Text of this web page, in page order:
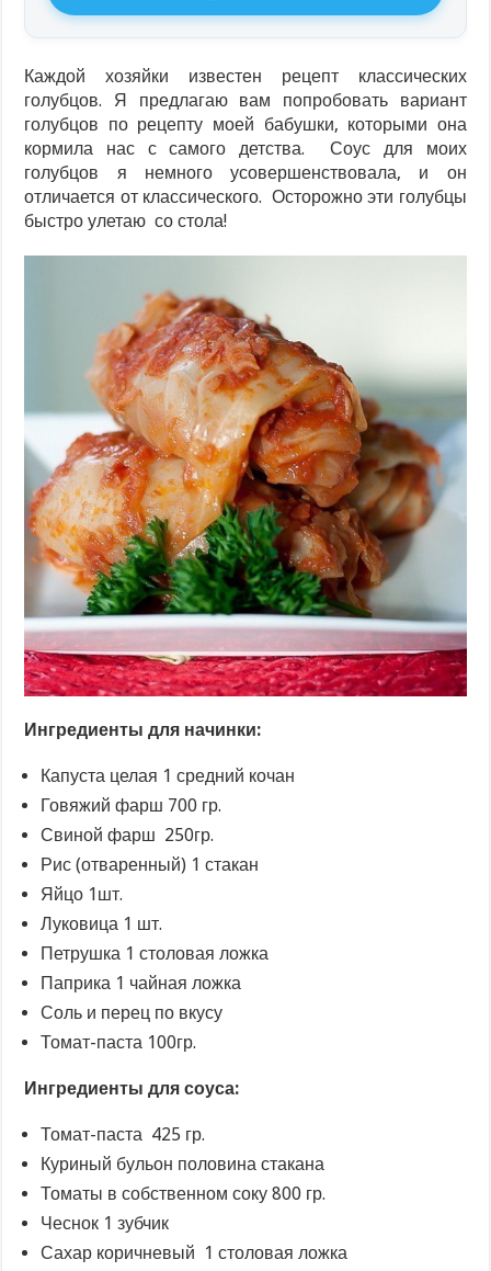
Каждой хозяйки известен рецепт классических
голубцов. Я предлагаю вам попробовать вариант
голубцов по рецепту моей бабушки, которыми она
кормила нас с самого детства. Соус для моих
голубцов я немного усовершенствовала, и он
отличается от классического. Осторожно эти голубцы
быстро улетаю со стола!
Ингредиенты для начинки:
Капуста целая 1 средний кочан
Говяжий фарш 700 гр.
Свиной фарш 250гр.
Рис (отваренный) 1 стакан
Яйцо 1шт.
Луковица 1 шт.
Петрушка 1 столовая ложка
Паприка 1 чайная ложка
Соль и перец по вкусу
Томат-паста 100гр.
Ингредиенты для соуса:
Томат-паста 425 гр.
Куриный бульон половина стакана
Томаты в собственном соку 800 гр.
Чеснок 1 зубчик
Сахар коричневый 1 столовая ложка